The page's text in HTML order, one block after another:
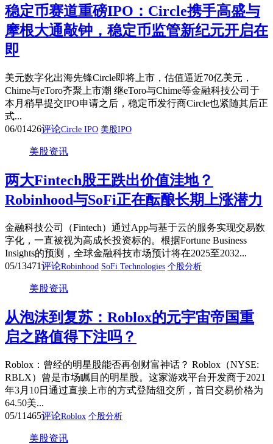
稳定币赛道重磅IPO：Circle携手高盛与
摩根大通敲钟，稳定币监管新纪元开启在
即
美元数字化出海先锋Circle即将上市，估值逼近70亿美元，
Chime与eToro齐聚上市潮 继eToro与Chime等金融科技公司于
本月稍早提交IPO申请之后，稳定币发行商Circle也紧随其后正
式...
06/01426评论Circle IPO 美股IPO
美股资讯
两大Fintech股王跌出价值洼地？
Robinhood与SoFi正在酝酿长期上涨潜力
金融科技公司（Fintech）通过App与基于云的服务实现交易数
字化，一直被视为高成长投资标的。根据Fortune Business
Insights的预测，全球金融科技市场预计将在2025至2032...
05/13471评论Robinhood SoFi Technologies 个股分析
美股资讯
从泡沫到复苏：Roblox的元宇宙帝国重
启之路值得下注吗？
Roblox：曾经的明星股能否再创财富神话？ Roblox（NYSE:
RBLX）曾是市场瞩目的明星股。这家游戏平台开发商于2021
年3月10日通过直接上市的方式登陆纽交所，首日交易价格为
64.50美...
05/11465评论Roblox 个股分析
美股资讯